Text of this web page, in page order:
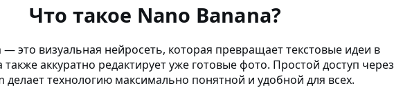
и бизнеса
Telegram
Что такое Nano Banana?
— это визуальная нейросеть, которая превращает текстовые идеи в
аккуратно редактирует уже готовые фото. Простой доступ через
делает технологию максимально понятной и удобной для всех.